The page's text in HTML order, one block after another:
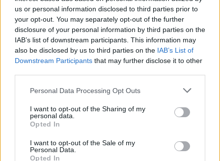
us or personal information disclosed to third parties prior to
your opt-out. You may separately opt-out of the further
disclosure of your personal information by third parties on the
IAB’s list of downstream participants. This information may
also be disclosed by us to third parties on the IAB’s List of
Downstream Participants that may further disclose it to other
Personal Data Processing Opt Outs
I want to opt-out of the Sharing of my
personal data.
Opted In
I want to opt-out of the Sale of my
Personal Data.
Opted In
E-mail:
Σχόλια:
Αποδέχομαι τις χρεώσεις και τους όρους χρήσης.